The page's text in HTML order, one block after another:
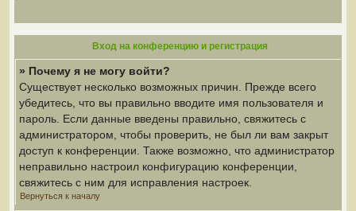
Вход на конференцию и регистрация
» Почему я не могу войти?
Существует несколько возможных причин. Прежде всего
убедитесь, что вы правильно вводите имя пользователя и
пароль. Если данные введены правильно, свяжитесь с
администратором, чтобы проверить, не был ли вам закрыт
доступ к конференции. Также возможно, что администратор
неправильно настроил конфигурацию конференции,
свяжитесь с ним для исправления настроек.
Вернуться к началу